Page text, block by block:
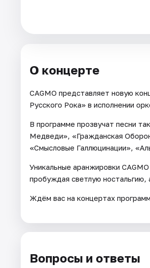
О концерте
CAGMO представляет новую
Русского Рока» в исполнении
В программе прозвучат песни
Медведи», «Гражданская
«Смысловые Галлюцинации»,
Уникальные аранжировки
пробуждая светлую
Ждём вас на концертах
Вопросы и ответы